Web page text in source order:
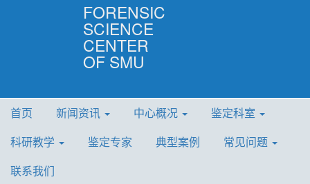
FORENSIC
SCIENCE
CENTER
OF SMU
首页 新闻资讯 中心概况
鉴定科室
科研教学
鉴定专家 典型案例
常见问题
联系我们